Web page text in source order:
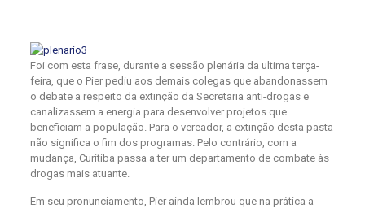
Foi com esta frase, durante a sessão plenária da ultima terça-
feira, que o Pier pediu aos demais colegas que abandonassem
o debate a respeito da extinção da Secretaria anti-drogas e
canalizassem a energia para desenvolver projetos que
beneficiam a população. Para o vereador, a extinção desta pasta
não significa o fim dos programas. Pelo contrário, com a
mudança, Curitiba passa a ter um departamento de combate às
drogas mais atuante.
Em seu pronunciamento, Pier ainda lembrou que na prática a